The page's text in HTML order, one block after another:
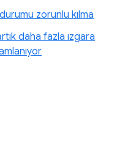
zorunlu kılma
daha fazla ızgara